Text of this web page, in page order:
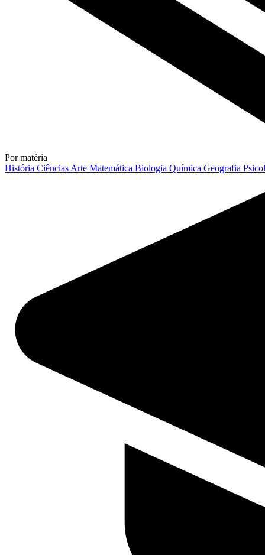
Por matéria
História Ciências Arte Matemática Biologia Química Geografia